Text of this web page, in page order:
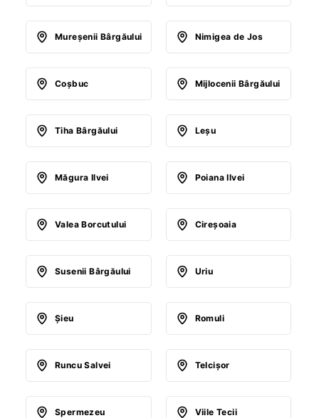
Mureşenii Bârgăului Nimigea de Jos
Coşbuc Mijlocenii Bârgăului
Tiha Bârgăului Leşu
Măgura Ilvei Poiana Ilvei
Valea Borcutului Cireşoaia
Susenii Bârgăului Uriu
Şieu Romuli
Runcu Salvei Telcişor
Spermezeu Viile Tecii